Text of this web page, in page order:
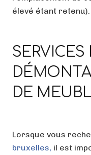
élevé étant retenu).
SERVICES
DE
Lorsque vous
bruxelles, il est